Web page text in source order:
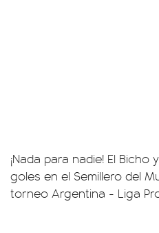
¡Nada para nadie! El
goles en el Semillero del
torneo Argentina - Liga